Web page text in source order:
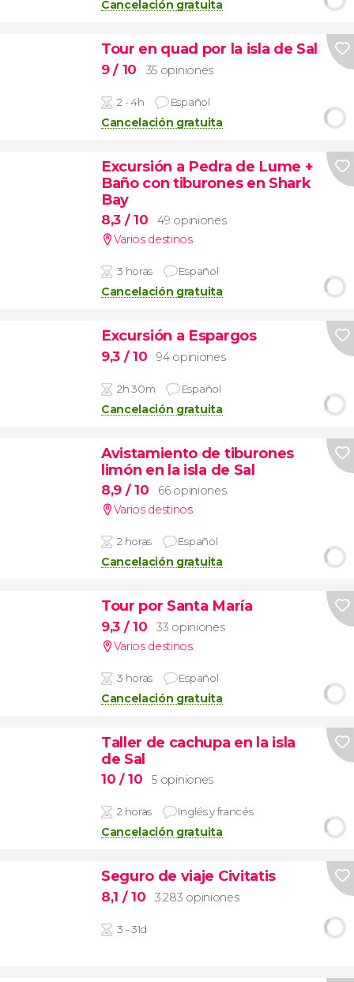
Cancelación gratuita
Tour en quad por la isla de Sal
9/ 10 35 opiniones
2 - 4h Español
Cancelación gratuita
Excursión a Pedra de Lume +
Baño con tiburones en Shark
Bay
8,3 / 10
49 opiniones
Varios destinos
3 horas Español
Cancelación gratuita
Excursión a Espargos
9,3 / 10 94 opiniones
2h 30m Español
Cancelación gratuita
Avistamiento de tiburones
limón en la isla de Sal
8,9 / 10
66 opiniones
Varios destinos
2 horas Español
Cancelación gratuita
Tour por Santa María
9,3 / 10
33 opiniones
Varios destinos
3 horas Español
Cancelación gratuita
Taller de cachupa en la isla
de Sal
10 / 10 5 opiniones
2 horas Inglés y francés
Cancelación gratuita
Seguro de viaje Civitatis
8,1 / 10 3.283 opiniones
3 - 31d